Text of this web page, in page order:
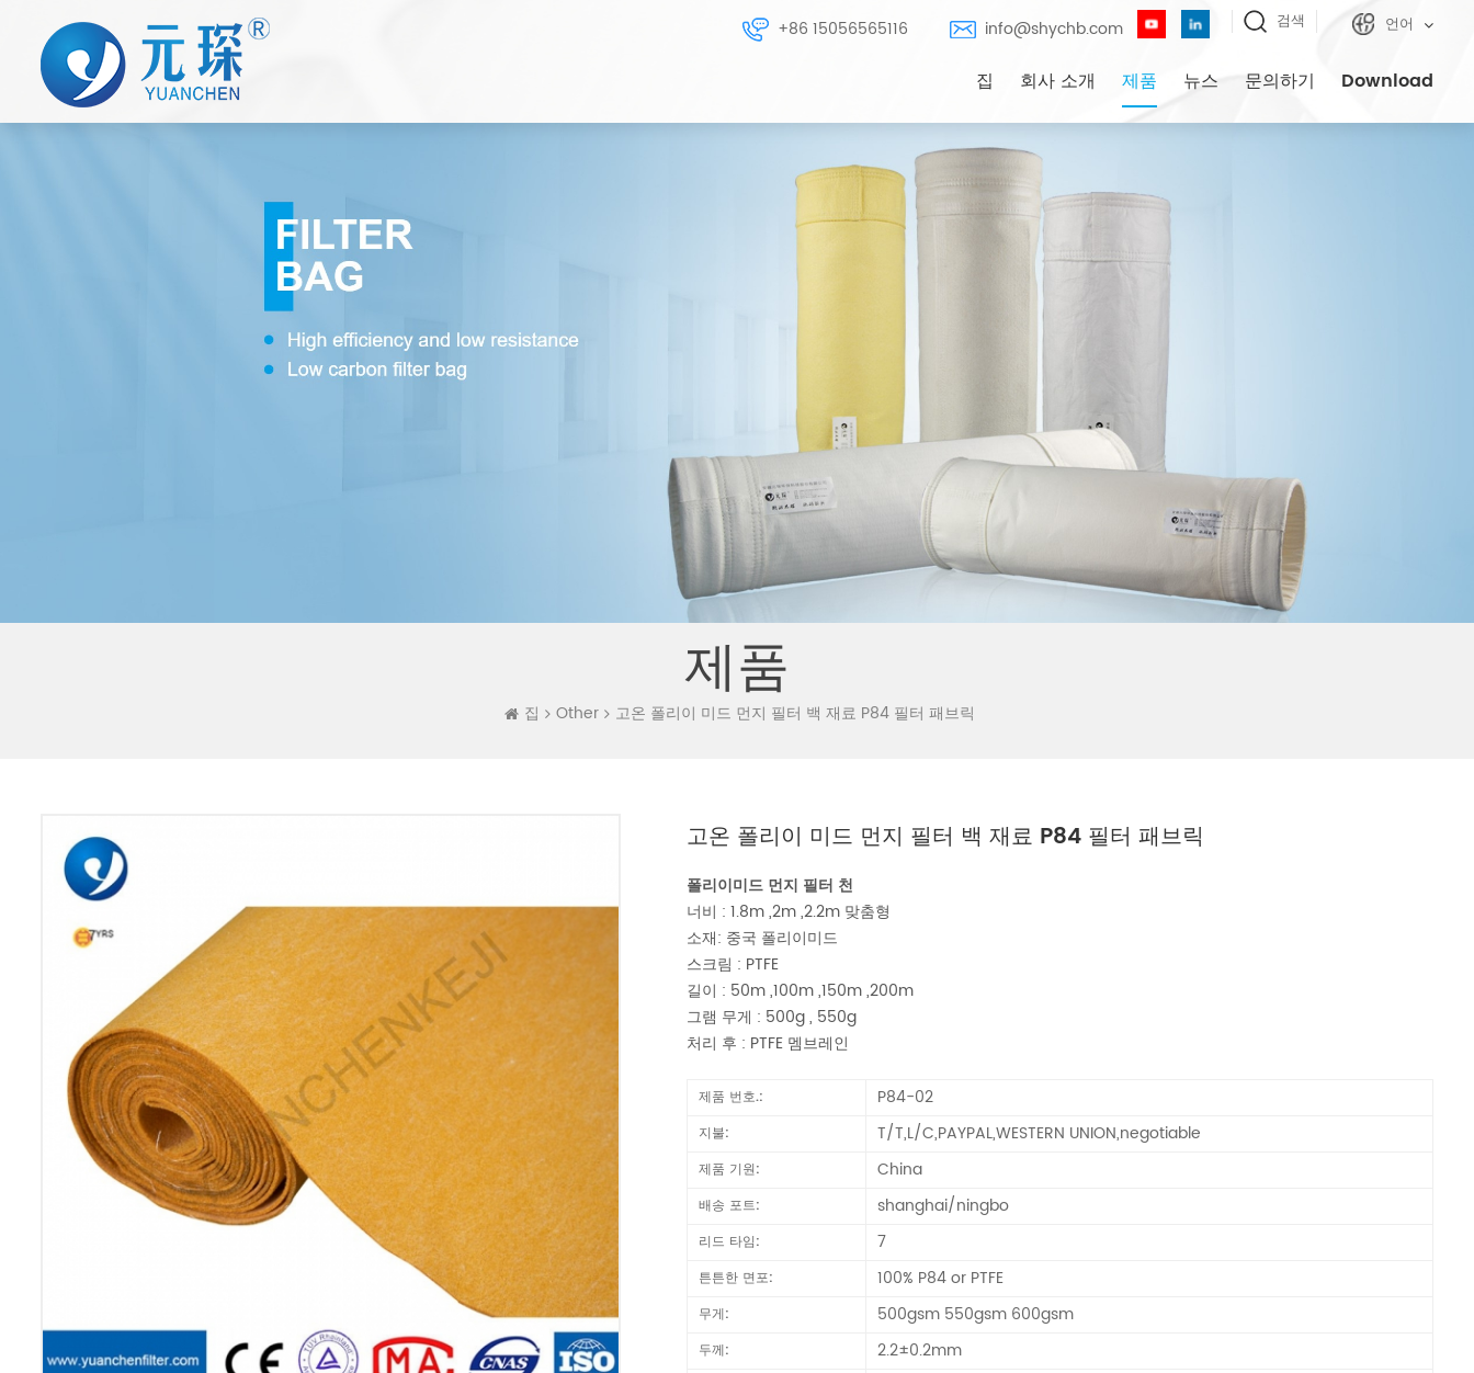
+86 15056565116 info@shychb.com 검색 언어
집 회사 소개 제품 뉴스 문의하기 Download
제품
집 Other 고온 폴리이 미드 먼지 필터 백 재료 P84 필터 패브릭
고온 폴리이 미드 먼지 필터 백 재료 P84 필터 패브릭
폴리이미드 먼지 필터 천
너비 : 1.8m ,2m ,2.2m 맞춤형
소재: 중국 폴리이미드
스크림 : PTFE
길이 : 50m ,100m ,150m ,200m
그램 무게 : 500g , 550g
처리 후 : PTFE 멤브레인
제품 번호.: P84-02
지불: T/T,L/C,PAYPAL,WESTERN UNION,negotiable
제품 기원: China
배송 포트: shanghai/ningbo
리드 타임: 7
튼튼한 면포: 100% P84 or PTFE
무게: 500gsm 550gsm 600gsm
두께: 2.2±0.2mm